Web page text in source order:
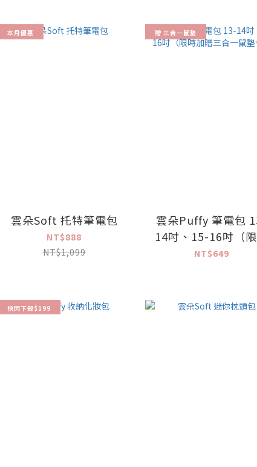
本月優惠
雲朵Soft 托特筆電包
NT$888
NT$1,099
贈 三合一鼠墊
雲朵Puffy 筆電包 13-
14吋、15-16吋（
加贈三合一鼠墊✨）
NT$649
快閃下殺$199